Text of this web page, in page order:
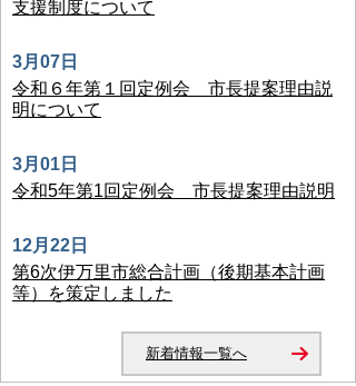
新着情報一覧へ
支援制度について
3月07日
令和６年第１回定例会 市長提案理由説
明について
3月01日
令和5年第1回定例会 市長提案理由説明
12月22日
第6次伊万里市総合計画（後期基本計画
等）を策定しました